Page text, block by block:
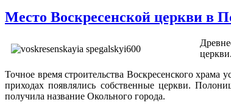
Место Воскресенской церкви в
церкви.
Точное время строительства Воскресенского
приходах появлялись собственные церкви.
получила название Окольного города.